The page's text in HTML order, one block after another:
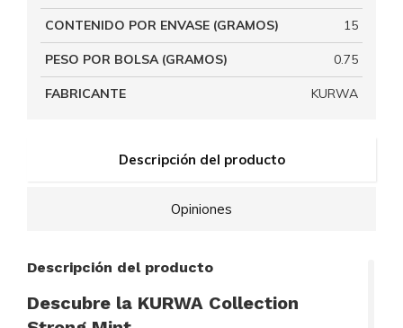
Descripción del producto
Opiniones
Descripción del producto
Descubre la KURWA Collection
CONTENIDO POR ENVASE (GRAMOS) 15
PESO POR BOLSA (GRAMOS) 0.75
FABRICANTE KURWA